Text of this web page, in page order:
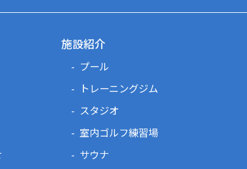
施設紹介
プール
トレーニングジム
スタジオ
室内ゴルフ練習場
サウナ